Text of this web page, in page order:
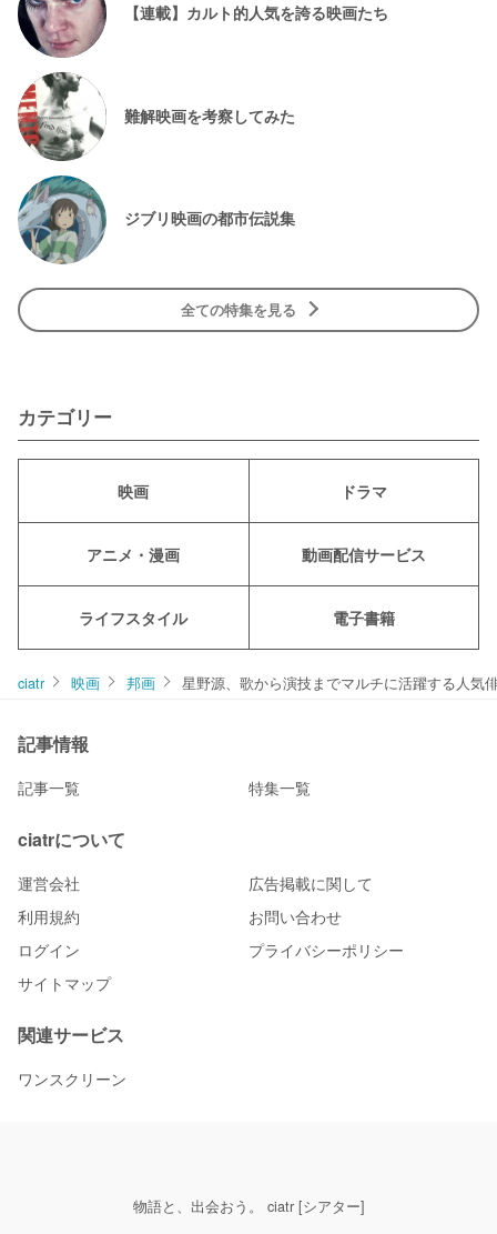
【連載】カルト的人気を誇る映画たち
難解映画を考察してみた
ジブリ映画の都市伝説集
全ての特集を見る
カテゴリー
映画 ドラマ
アニメ・漫画 動画配信サービス
ライフスタイル 電子書籍
ciatr 映画 邦画 星野源、歌から演技までマルチに活躍する人気
記事情報
記事一覧 特集一覧
ciatrについて
運営会社
広告掲載に関して
利用規約
お問い合わせ
ログイン
プライバシーポリシー
サイトマップ
関連サービス
ワンスクリーン
物語と、出会おう。 ciatr [シアター]